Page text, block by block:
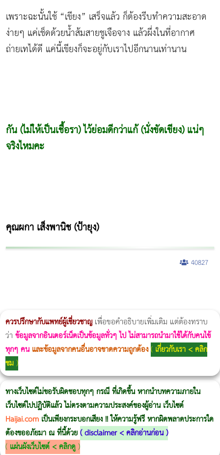
เพราะฉะนั้นใช้ “เขียง” เสร็จแล้ว ก็ต้องรีบทำความสะอาด
ง่ายๆ แค่เช็ดด้วยน้ำส้มสายชูเจือจาง แล้วผึ่งในที่อากาศ
ถ่ายเทได้ดี แค่นี้เขียงก็จะอยู่กับเราไปอีกนานเท่านาน
กัน (ไม่ให้เป็นเชื้อรา) ไว้ย่อมดีกว่าแก้ (นั่งขัดเขียง) แน่ๆ
จริงไหมคะ
คุณผกา เส็งพานิช (ป้ายุง)
40827
ควรปรึกษากับแพทย์ผู้เชี่ยวชาญเพื่อขอคำอธิบายเพิ่มเติม แต่ต้องทราบ
ว่า ข้อมูลจากอินเตอร์เน็ตเป็นข้อมูลทั่วๆ ไป ไม่สามารถนำมาใช้ได้กับคนไข้
ทุกๆ คน และข้อมูลจากคนอื่นอาจขาดความถูกต้อง( เกี่ยวกับเรา < คลิก
ชม)
ทางเว็บไซต์ไม่ขอรับผิดชอบทุกๆ กรณี ที่เกิดขึ้น หากนำบทความภายใน
เว็บไซต์ไปปฏิบัติแล้ว ไม่ตรงตามความประสงค์ของผู้อ่าน เว็บไซต์
Haijai.com เป็นเพียงกระบอกเสียง !! ให้ความรู้ฟรี หากผิดพลาดประการใด
ต้องขออภัยมา ณ ที่นี้ด้วย(disclaimer < คลิกอ่านก่อน)
( แผ่นผังเว็บไซต์ < คลิกดู)